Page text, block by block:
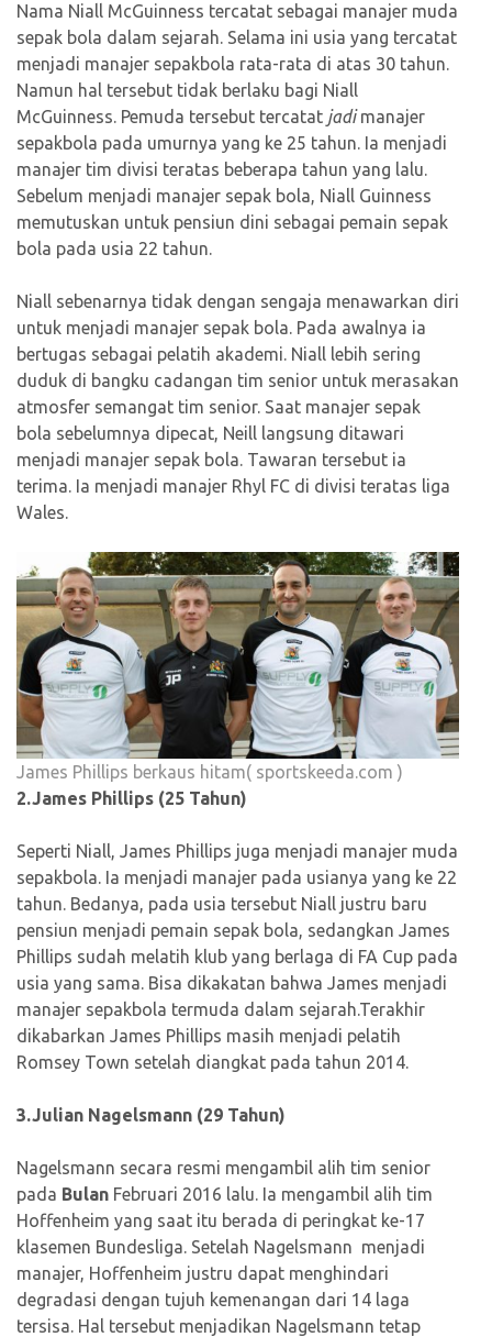
Nama Niall McGuinness tercatat sebagai manajer muda
sepak bola dalam sejarah. Selama ini usia yang tercatat
menjadi manajer sepakbola rata-rata di atas 30 tahun.
Namun hal tersebut tidak berlaku bagi Niall
McGuinness. Pemuda tersebut tercatat jadi manajer
sepakbola pada umurnya yang ke 25 tahun. Ia menjadi
manajer tim divisi teratas beberapa tahun yang lalu.
Sebelum menjadi manajer sepak bola, Niall Guinness
memutuskan untuk pensiun dini sebagai pemain sepak
bola pada usia 22 tahun.
Niall sebenarnya tidak dengan sengaja menawarkan diri
untuk menjadi manajer sepak bola. Pada awalnya ia
bertugas sebagai pelatih akademi. Niall lebih sering
duduk di bangku cadangan tim senior untuk merasakan
atmosfer semangat tim senior. Saat manajer sepak
bola sebelumnya dipecat, Neill langsung ditawari
menjadi manajer sepak bola. Tawaran tersebut ia
terima. Ia menjadi manajer Rhyl FC di divisi teratas liga
Wales.
James Phillips berkaus hitam( sportskeeda.com )
2.James Phillips (25 Tahun)
Seperti Niall, James Phillips juga menjadi manajer muda
sepakbola. Ia menjadi manajer pada usianya yang ke 22
tahun. Bedanya, pada usia tersebut Niall justru baru
pensiun menjadi pemain sepak bola, sedangkan James
Phillips sudah melatih klub yang berlaga di FA Cup pada
usia yang sama. Bisa dikakatan bahwa James menjadi
manajer sepakbola termuda dalam sejarah.Terakhir
dikabarkan James Phillips masih menjadi pelatih
Romsey Town setelah diangkat pada tahun 2014.
3.Julian Nagelsmann (29 Tahun)
Nagelsmann secara resmi mengambil alih tim senior
pada Bulan Februari 2016 lalu. Ia mengambil alih tim
Hoffenheim yang saat itu berada di peringkat ke-17
klasemen Bundesliga. Setelah Nagelsmann menjadi
manajer, Hoffenheim justru dapat menghindari
degradasi dengan tujuh kemenangan dari 14 laga
tersisa. Hal tersebut menjadikan Nagelsmann tetap